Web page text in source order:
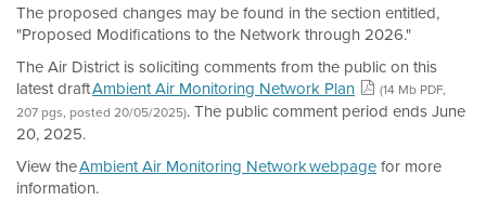
The proposed changes may be found in the section entitled,
"Proposed Modifications to the Network through 2026."
The Air District is soliciting comments from the public on this
latest draftAmbient Air Monitoring Network Plan
(14 Mb PDF,
207 pgs, posted 20/05/2025). The public comment period ends June
20, 2025.
View theAmbient Air Monitoring Network webpagefor more
information.